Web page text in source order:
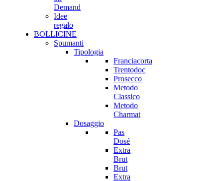
Demand
Idee
regalo
BOLLICINE
Spumanti
Tipologia
Franciacorta
Trentodoc
Prosecco
Metodo
Classico
Metodo
Charmat
Dosaggio
Pas
Dosé
Extra
Brut
Brut
Extra